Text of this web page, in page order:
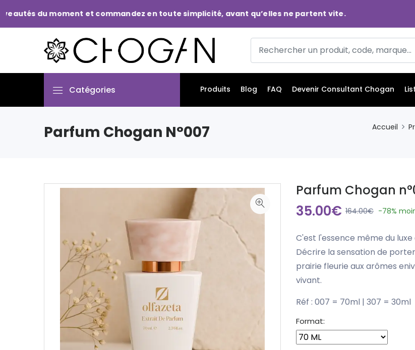
du moment et commandez en toute simplicité, avant qu’elles ne partent vite.
Catégories Produits Blog FAQ Devenir Consultant Chogan
Parfum Chogan N°007 Accueil
Parfum Chogan
35.00€ 164.00€ -78%
C'est l'essence même du
Décrire la sensation de
prairie fleurie aux arômes
vivant.
Réf : 007 = 70ml | 307 = 30ml
Format: